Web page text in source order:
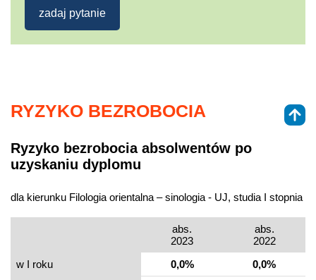
zadaj pytanie
RYZYKO BEZROBOCIA
Ryzyko bezrobocia absolwentów po
uzyskaniu dyplomu
dla kierunku Filologia orientalna – sinologia - UJ, studia I stopnia
abs.
2023
abs.
2022
w I roku
0,0%
0,0%